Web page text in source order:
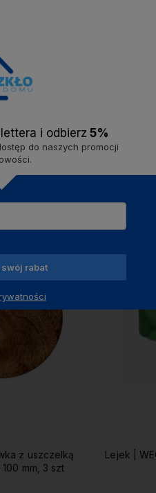
czy przechowywania
są w Niemczech ze szkła
są wykonane z najwyższej
z
myć w zmuarce. Zapiekanie
z uszczelką
mm, 3 szt
Do ulubionych
Lejek |
i odbierz 5%
do naszych promocji
rabat